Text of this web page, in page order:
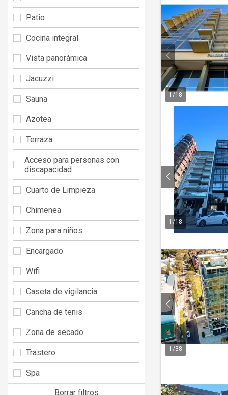
1 /18
1 /18
1 /38
Patio
Cocina integral
Vista panorámica
Jacuzzi
Sauna
Azotea
Terraza
Acceso para personas con
discapacidad
Cuarto de Limpieza
Chimenea
Zona para niños
Encargado
Wifi
Caseta de vigilancia
Cancha de tenis
Zona de secado
Trastero
Spa
Borrar filtros